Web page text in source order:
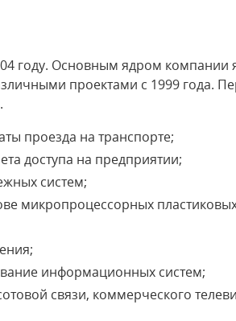
году. Основным ядром компании
проектами с 1999 года.
проезда на транспорте;
доступа на предприятии;
систем;
микропроцессорных
информационных систем;
связи, коммерческого